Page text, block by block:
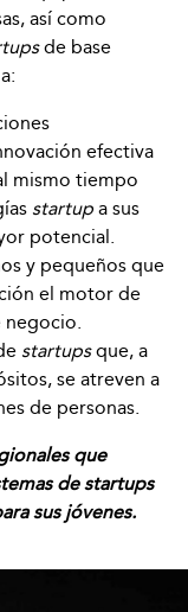
así como
de base
efectiva
mismo tiempo
startupa sus
potencial.
y pequeños que
el motor de
negocio.
startupsque, a
se atreven a
de personas.
que
de startups
sus jóvenes.